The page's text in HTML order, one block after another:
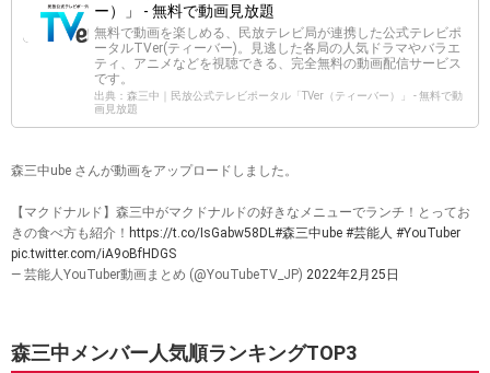
ー）」 - 無料で動画見放題
無料で動画を楽しめる、民放テレビ局が連携した公式テレビポ
ータルTVer(ティーバー)。見逃した各局の人気ドラマやバラエ
ティ、アニメなどを視聴できる、完全無料の動画配信サービス
です。
出典：森三中｜民放公式テレビポータル「TVer（ティーバー）」 - 無料で動
画見放題
森三中ube さんが動画をアップロードしました。
【マクドナルド】森三中がマクドナルドの好きなメニューでランチ！とってお
きの食べ方も紹介！ https://t.co/IsGabw58DL#森三中ube #芸能人 #YouTuber
pic.twitter.com/iA9oBfHDGS
— 芸能人YouTuber動画まとめ (@YouTubeTV_JP) 2022年2月25日
森三中メンバー人気順ランキングTOP3